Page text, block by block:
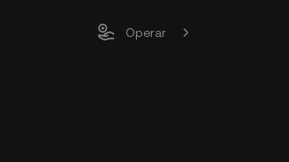
Operar